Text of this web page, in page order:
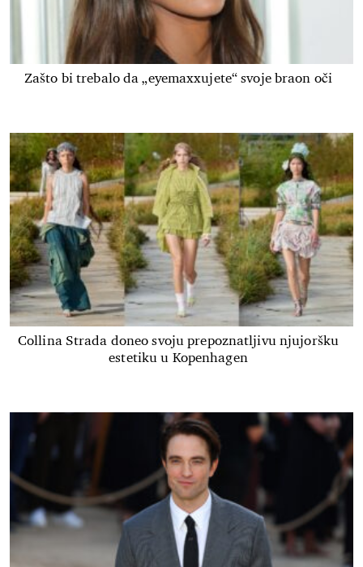
Zašto bi trebalo da „eyemaxxujete“ svoje braon oči
Collina Strada doneo svoju prepoznatljivu njujoršku
estetiku u Kopenhagen